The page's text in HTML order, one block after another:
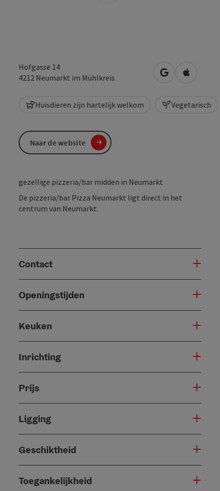
Hofgasse 14
4212 Neumarkt im Mühlkreis Openen inOpenen
Huisdieren zijn hartelijk welkom Vegetarisch
gezellige pizzeria/bar midden in Neumarkt
De pizzeria/bar Pizza Neumarkt ligt direct in het
centrum van Neumarkt.
Contact
Openingstijden
Keuken
Inrichting
Prijs
Ligging
Geschiktheid
Toegankelijkheid
Naar de website